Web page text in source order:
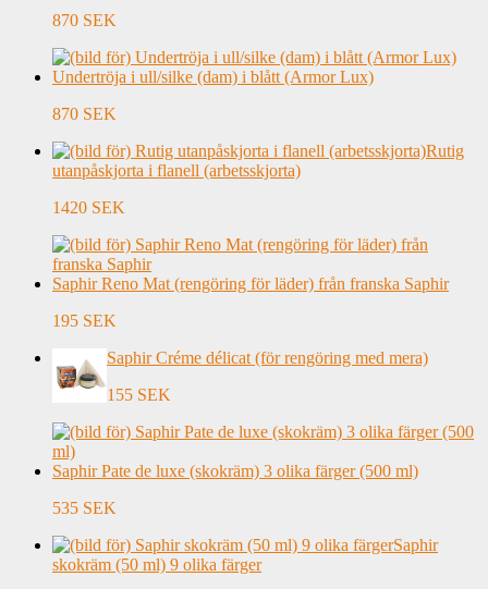
870 SEK
Undertröja i ull/silke (dam) i blått (Armor Lux)
870 SEK
Rutig
utanpåskjorta i flanell (arbetsskjorta)
1420 SEK
Saphir Reno Mat (rengöring för läder) från franska Saphir
195 SEK
Saphir Créme délicat (för rengöring med mera)
155 SEK
Saphir Pate de luxe (skokräm) 3 olika färger (500 ml)
535 SEK
Saphir
skokräm (50 ml) 9 olika färger